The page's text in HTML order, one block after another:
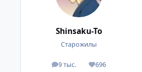
Shinsaku-To
Старожилы
9 тыс.
посты 696
Репутация